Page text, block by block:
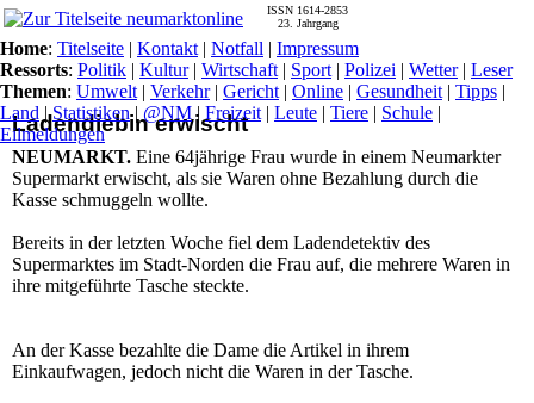
Ladendiebin erwischt
NEUMARKT. Eine 64jährige Frau wurde in einem Neumarkter
Supermarkt erwischt, als sie Waren ohne Bezahlung durch die
Kasse schmuggeln wollte.
Bereits in der letzten Woche fiel dem Ladendetektiv des
Supermarktes im Stadt-Norden die Frau auf, die mehrere Waren in
ihre mitgeführte Tasche steckte.
An der Kasse bezahlte die Dame die Artikel in ihrem
Einkaufwagen, jedoch nicht die Waren in der Tasche.
ISSN 1614-2853
23. Jahrgang
Home: Titelseite | Kontakt | Notfall | Impressum
Ressorts: Politik | Kultur| Wirtschaft | Sport | Polizei | Wetter| Leser
Themen: Umwelt | Verkehr| Gericht | Online | Gesundheit | Tipps |
Land |Statistiken| @NM| Freizeit | Leute | Tiere | Schule |
Eilmeldungen